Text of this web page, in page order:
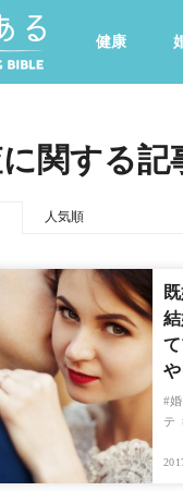
健康
カルチャー・トレンド
関する記
人気順
テ